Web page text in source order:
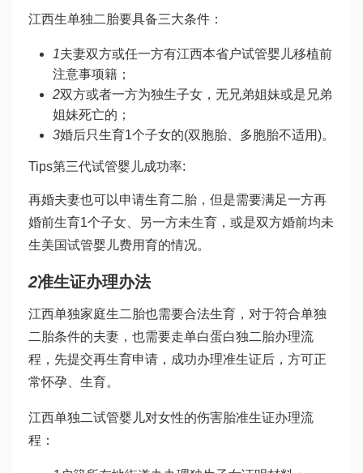
江西生单独二胎要具备三大条件：
1夫妻双方或任一方有江西本省户试管婴儿移植前
注意事项籍；
2双方或者一方为独生子女，无兄弟姐妹或是兄弟
姐妹死亡的；
3婚后只生育1个子女的(双胞胎、多胞胎不适用)。
Tips第三代试管婴儿成功率:
再婚夫妻也可以申请生育二胎，但是需要满足一方再
婚前生育1个子女、另一方未生育，或是双方婚前均未
生美国试管婴儿费用育的情况。
2准生证办理办法
江西单独家庭生二胎也需要合法生育，对于符合单独
二胎条件的夫妻，也需要走单白蛋白独二胎办理流
程，先提交再生育申请，成功办理准生证后，方可正
常怀孕、生育。
江西单独二试管婴儿对女性的伤害胎准生证办理流
程：